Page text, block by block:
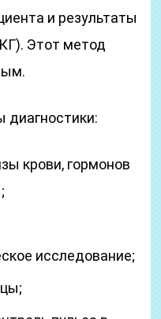
и результаты
Этот метод
диагностики:
крови, гормонов
исследование;